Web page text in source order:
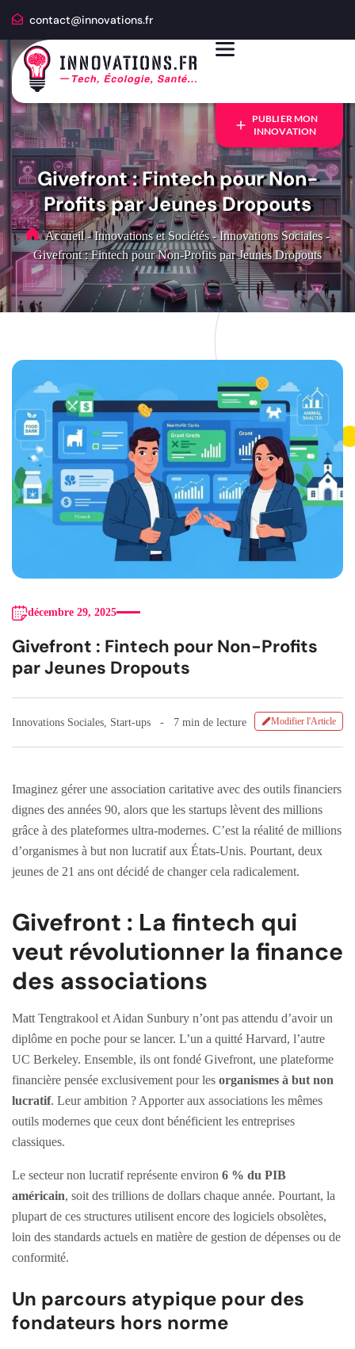
contact@innovations.fr
PUBLIER MON
INNOVATION
Givefront : Fintech pour Non-
Profits par Jeunes Dropouts
Accueil - Innovations et Sociétés - Innovations Sociales -
Givefront : Fintech pour Non-Profits par Jeunes Dropouts
décembre 29, 2025
Givefront : Fintech pour Non-Profits
par Jeunes Dropouts
Innovations Sociales Start-ups 7 min de lecture Modifier l'Article
Imaginez gérer une association caritative avec des outils financiers
dignes des années 90, alors que les startups lèvent des millions
grâce à des plateformes ultra-modernes. C’est la réalité de millions
d’organismes à but non lucratif aux États-Unis. Pourtant, deux
jeunes de 21 ans ont décidé de changer cela radicalement.
Givefront : La fintech qui
veut révolutionner la finance
des associations
Matt Tengtrakool et Aidan Sunbury n’ont pas attendu d’avoir un
diplôme en poche pour se lancer. L’un a quitté Harvard, l’autre
UC Berkeley. Ensemble, ils ont fondé Givefront, une plateforme
financière pensée exclusivement pour les organismes à but non
lucratif. Leur ambition ? Apporter aux associations les mêmes
outils modernes que ceux dont bénéficient les entreprises
classiques.
Le secteur non lucratif représente environ 6 % du PIB
américain, soit des trillions de dollars chaque année. Pourtant, la
plupart de ces structures utilisent encore des logiciels obsolètes,
loin des standards actuels en matière de gestion de dépenses ou de
conformité.
Un parcours atypique pour des
fondateurs hors norme